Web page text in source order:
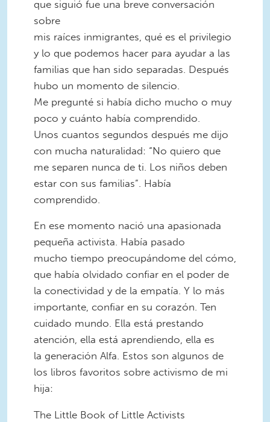
que siguió fue una breve conversación
sobre
mis raíces inmigrantes, qué es el privilegio
y lo que podemos hacer para ayudar a las
familias que han sido separadas. Después
hubo un momento de silencio.
Me pregunté si había dicho mucho o muy
poco y cuánto había comprendido.
Unos cuantos segundos después me dijo
con mucha naturalidad: “No quiero que
me separen nunca de ti. Los niños deben
estar con sus familias”. Había
comprendido.
En ese momento nació una apasionada
pequeña activista. Había pasado
mucho tiempo preocupándome del cómo,
que había olvidado confiar en el poder de
la conectividad y de la empatía. Y lo más
importante, confiar en su corazón. Ten
cuidado mundo. Ella está prestando
atención, ella está aprendiendo, ella es
la generación Alfa. Estos son algunos de
los libros favoritos sobre activismo de mi
hija:
The Little Book of Little Activists